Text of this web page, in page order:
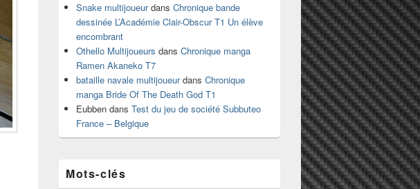
Snake multijoueurdans Chronique bande
dessinée L’Académie Clair-Obscur T1 Un élève
encombrant
Othello Multijoueurs dans Chronique manga
Ramen Akaneko T7
bataille navale multijoueurdans Chronique
manga Bride Of The Death God T1
Eubben dans Test du jeu de société Subbuteo
France – Belgique
Mots-clés